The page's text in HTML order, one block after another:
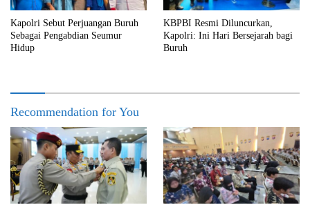
Kapolri Sebut Perjuangan Buruh
Sebagai Pengabdian Seumur
Hidup
KBPBI Resmi Diluncurkan,
Kapolri: Ini Hari Bersejarah bagi
Buruh
Recommendation for You